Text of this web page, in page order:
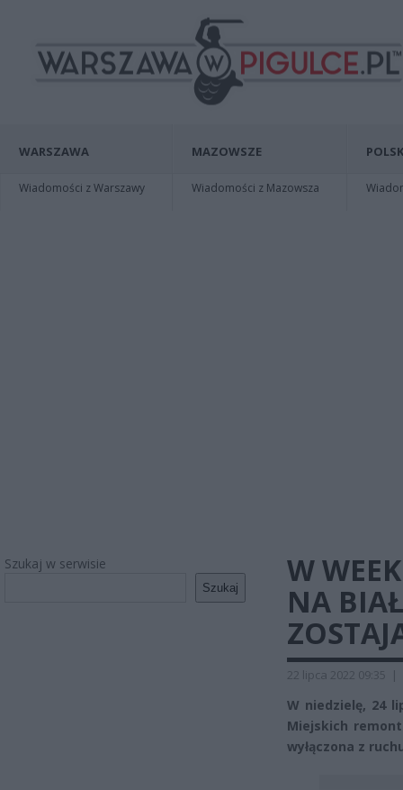
WARSZAWA
Wiadomości z Warszawy
MAZOWSZE
Wiadomości z Mazowsza
Szukaj w serwisie
Szukaj
W
NA
22 lipca 2022 09:35 |
W niedzielę, 24
Miejskich
wyłączona z